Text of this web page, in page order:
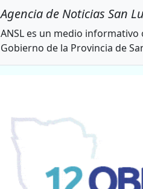
Agencia de Noticias San
ANSL es un medio informativo
Gobierno de la Provincia de